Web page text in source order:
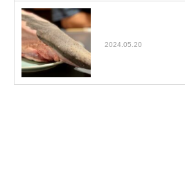
2024.05.20